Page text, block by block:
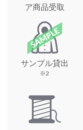
ア商品受取
サンプル貸出
※2